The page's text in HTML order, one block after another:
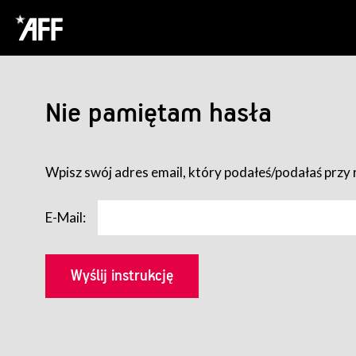
Nie pamiętam hasła
Wpisz swój adres email, który podałeś/podałaś
E-Mail: